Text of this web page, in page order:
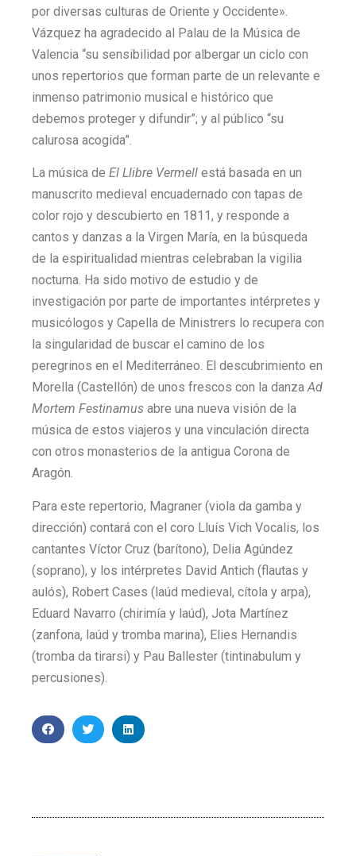
por diversas culturas de Oriente y Occidente».
Vázquez ha agradecido al Palau de la Música de
Valencia “su sensibilidad por albergar un ciclo con
unos repertorios que forman parte de un relevante e
inmenso patrimonio musical e histórico que
debemos proteger y difundir”; y al público “su
calurosa acogida”.
La música de El Llibre Vermell está basada en un
manuscrito medieval encuadernado con tapas de
color rojo y descubierto en 1811, y responde a
cantos y danzas a la Virgen María, en la búsqueda
de la espiritualidad mientras celebraban la vigilia
nocturna. Ha sido motivo de estudio y de
investigación por parte de importantes intérpretes y
musicólogos y Capella de Ministrers lo recupera con
la singularidad de buscar el camino de los
peregrinos en el Mediterráneo. El descubrimiento en
Morella (Castellón) de unos frescos con la danzaAd
Mortem Festinamus abre una nueva visión de la
música de estos viajeros y una vinculación directa
con otros monasterios de la antigua Corona de
Aragón.
Para este repertorio, Magraner (viola da gamba y
dirección) contará con el coro Lluís Vich Vocalis, los
cantantes Víctor Cruz (barítono), Delia Agúndez
(soprano), y los intérpretes David Antich (flautas y
aulós), Robert Cases (laúd medieval, cítola y arpa),
Eduard Navarro (chirimía y laúd), Jota Martínez
(zanfona, laúd y tromba marina), Elies Hernandis
(tromba da tirarsi) y Pau Ballester (tintinabulum y
percusiones).